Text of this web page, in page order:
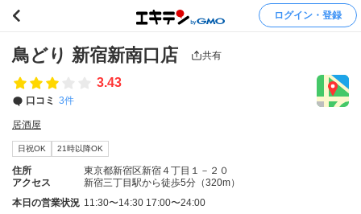
ログイン・登録
鳥どり 新宿新南口店 共有
3.43
口コミ 3件
居酒屋
日祝OK 21時以降OK
住所
東京都新宿区新宿４丁目１－２０
アクセス
新宿三丁目駅から徒歩5分（320m）
本日の営業状況 11:30〜14:30 17:00〜24:00